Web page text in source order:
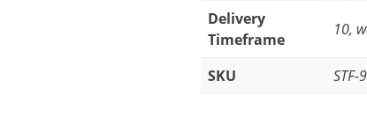
Delivery
Timeframe
10,
SKU STF-